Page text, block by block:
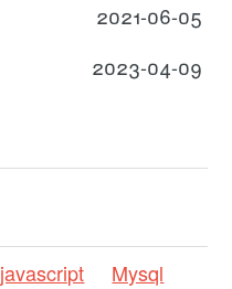
2021-06-05
2023-04-09
javascript
Mysql